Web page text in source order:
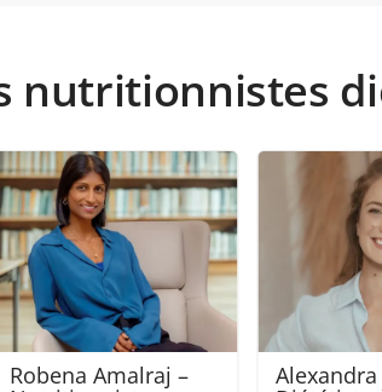
nutritionnistes
Alexandra Venger – Lajja Patel